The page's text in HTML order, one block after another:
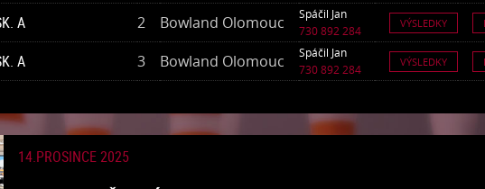
A 2 Bowland Olomouc
Spáčil Jan
730 892 284
VÝSLEDKY
A 3 Bowland Olomouc
Spáčil Jan
730 892 284
VÝSLEDKY
14.PROSINCE 2025